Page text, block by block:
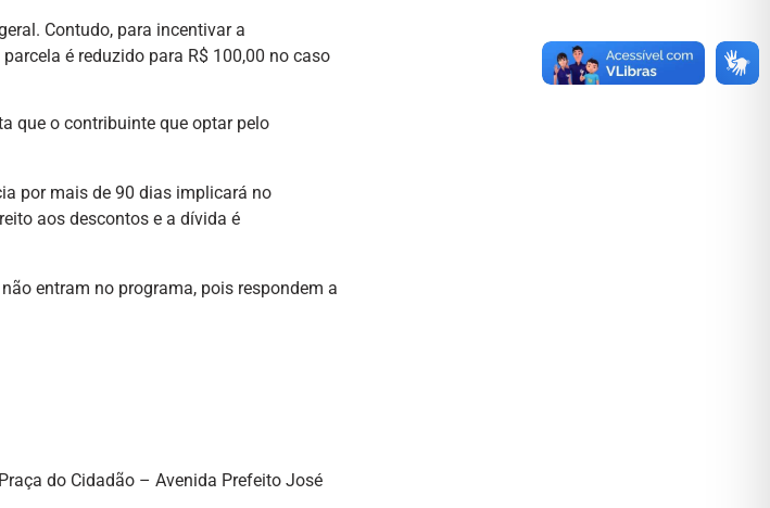
Contudo, para incentivar a
é reduzido para R$ 100,00 no caso
que o contribuinte que optar pelo
por mais de 90 dias implicará no
aos descontos e a dívida é
entram no programa, pois respondem a
do Cidadão – Avenida Prefeito José